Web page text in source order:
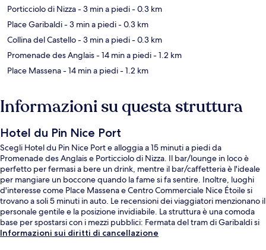
Porticciolo di Nizza- 3 min a piedi- 0.3 km
Place Garibaldi- 3 min a piedi- 0.3 km
Collina del Castello- 3 min a piedi- 0.3 km
Promenade des Anglais- 14 min a piedi- 1.2 km
Place Massena- 14 min a piedi- 1.2 km
Informazioni su questa struttura
Hotel du Pin Nice Port
Scegli Hotel du Pin Nice Port e alloggia a 15 minuti a piedi da
Promenade des Anglais e Porticciolo di Nizza. Il bar/lounge in loco è
perfetto per fermasi a bere un drink, mentre il bar/caffetteria è l'ideale
per mangiare un boccone quando la fame si fa sentire. Inoltre, luoghi
d'interesse come Place Massena e Centro Commerciale Nice Étoile si
trovano a soli 5 minuti in auto. Le recensioni dei viaggiatori menzionano il
personale gentile e la posizione invidiabile. La struttura è una comoda
base per spostarsi con i mezzi pubblici: Fermata del tram di Garibaldi si
trova a 4 min a piedi e Fermata del tram di Acropolis a 8.
Informazioni sui diritti di cancellazione